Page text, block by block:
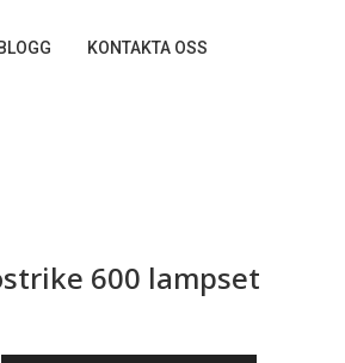
KONTAKTA OSS
600 lampset